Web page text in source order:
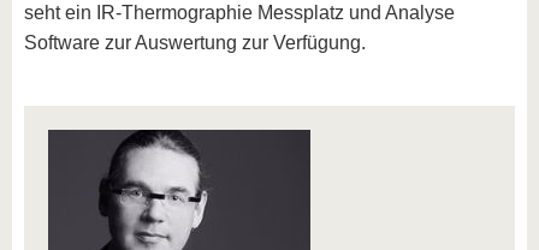
seht ein IR-Thermographie Messplatz und Analyse
Software zur Auswertung zur Verfügung.